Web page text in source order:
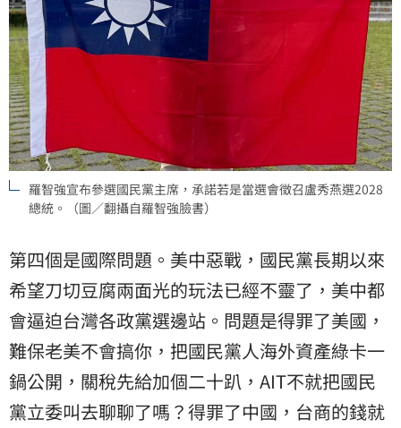
羅智強宣布參選國民黨主席，承諾若是當選會徵召盧秀燕選2028
總統。（圖／翻攝自羅智強臉書）
第四個是國際問題。美中惡戰，國民黨長期以來
希望刀切豆腐兩面光的玩法已經不靈了，美中都
會逼迫台灣各政黨選邊站。問題是得罪了美國，
難保老美不會搞你，把國民黨人海外資產綠卡一
鍋公開，關稅先給加個二十趴，AIT不就把國民
黨立委叫去聊聊了嗎？得罪了中國，台商的錢就